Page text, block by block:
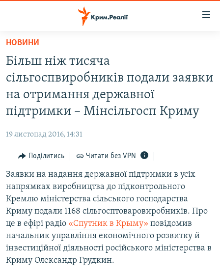
Перейти
основного
матеріалу
до
основної
Перейти
пошуку
ПОЛІТИКА
ІНТЕРВ'Ю
ВСЕ ЗА ДЕНЬ
СПЕЦПРОЕКТИ
ДЕПОРТАЦІЯ
ВІДЕОУРОКИ «ELIFBE»
СВІДЧЕННЯ ОКУПАЦІЇ
УКРАЇНСЬКА ПРОБЛЕМА КРИМУ
ЯК ОБІЙТИ БЛОКУВАННЯ
Русский
Qırımtatar
НОВИНИ
Більш ніж тисяча
сільгоспвиробників подали заявки
на отримання державної
підтримки – Мінсільгосп Криму
19 листопад 2016, 14:31
Поділитись Читати без VPN
Заявки на надання державної підтримки в усіх
напрямках виробництва до підконтрольного
Кремлю міністерства сільського господарства
Криму подали 1168 сільгосптоваровиробників. Про
це в ефірі радіо «Спутник в Крыму» повідомив
начальник управління економічного розвитку й
інвестиційної діяльності російського міністерства в
Криму Олександр Грудкин.